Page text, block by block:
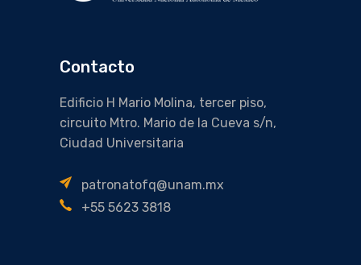
Contacto
Edificio H Mario Molina, tercer piso,
circuito Mtro. Mario de la Cueva s/n,
Ciudad Universitaria
patronatofq@unam.mx
+55 5623 3818